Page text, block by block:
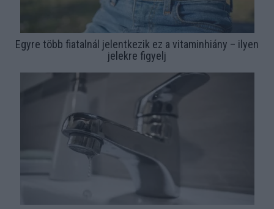
Egyre több fiatalnál jelentkezik ez a vitaminhiány – ilyen
jelekre figyelj